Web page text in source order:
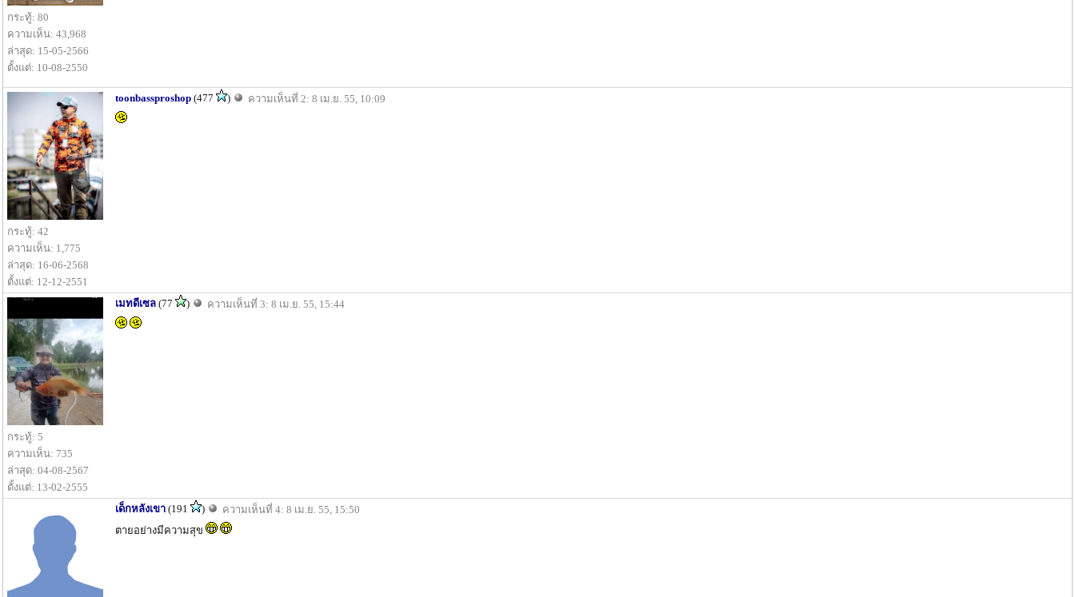
กระทู้: 80
ความเห็น: 43,968
ล่าสุด: 15-05-2566
ตั้งแต่: 10-08-2550
กระทู้: 42
ความเห็น: 1,775
ล่าสุด: 16-06-2568
ตั้งแต่: 12-12-2551
toonbassproshop (477 ) ความเห็นที่ 2: 8 เม.ย. 55, 10:09
กระทู้: 5
ความเห็น: 735
ล่าสุด: 04-08-2567
ตั้งแต่: 13-02-2555
เมทดีเซล (77 ) ความเห็นที่ 3: 8 เม.ย. 55, 15:44
เด็กหลังเขา (191 )
ความเห็นที่ 4: 8 เม.ย. 55, 15:50
ตายอย่างมีความสุข